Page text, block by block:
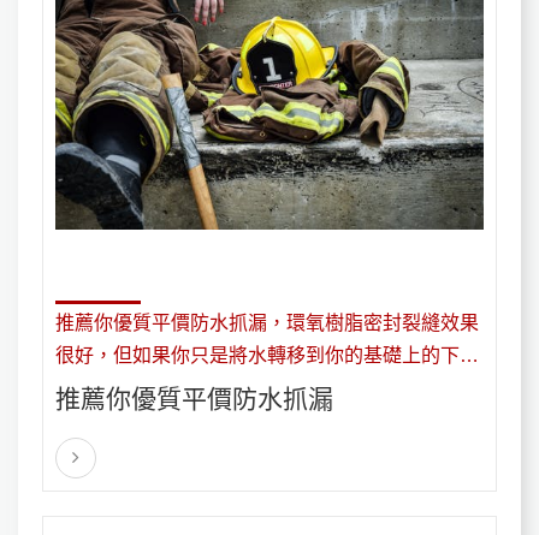
推薦你優質平價防水抓漏，環氧樹脂密封裂縫效果
很好，但如果你只是將水轉移到你的基礎上的下一
個最薄弱的地方，你只會追逐一個問題。
推薦你優質平價防水抓漏